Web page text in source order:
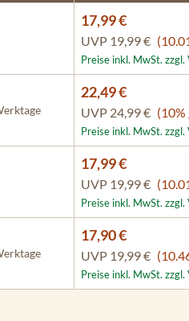
17,99 €
UVP 19,99 €
Preise inkl. MwSt.
22,49 €
UVP 24,99 € (10%
Preise inkl. MwSt.
17,99 €
UVP 19,99 €
Preise inkl. MwSt.
17,90 €
UVP 19,99 €
Preise inkl. MwSt.